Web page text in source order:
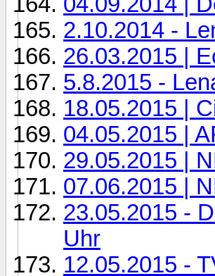
2.10.2014 -
26.03.2015 |
5.8.2015 -
18.05.2015 |
04.05.2015 |
29.05.2015 |
07.06.2015 |
23.05.2015 -
Uhr
12.05.2015 -